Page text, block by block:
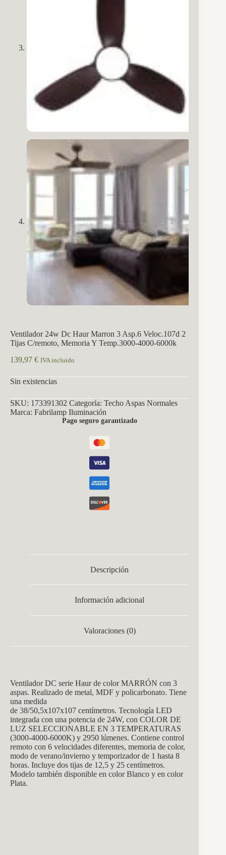
Ventilador 24w Dc Haur Marron 3 Asp.6 Veloc.107d 2
Tijas C/remoto, Memoria Y Temp.3000-4000-6000k
139,97 € IVA incluido
Sin existencias
SKU: 173391302 Categoría: Techo Aspas Normales
Marca: Fabrilamp Iluminación
Pago seguro garantizado
Descripción
Información adicional
Valoraciones (0)
Ventilador DC serie Haur de color MARRÓN con 3
aspas. Realizado de metal, MDF y policarbonato. Tiene
una medida
de 38/50,5x107x107 centímetros. Tecnología LED
integrada con una potencia de 24W, con COLOR DE
LUZ SELECCIONABLE EN 3 TEMPERATURAS
(3000-4000-6000K) y 2950 lúmenes. Contiene control
remoto con 6 velocidades diferentes, memoria de color,
modo de verano/invierno y temporizador de 1 hasta 8
horas. Incluye dos tijas de 12,5 y 25 centímetros.
Modelo también disponible en color Blanco y en color
Plata.